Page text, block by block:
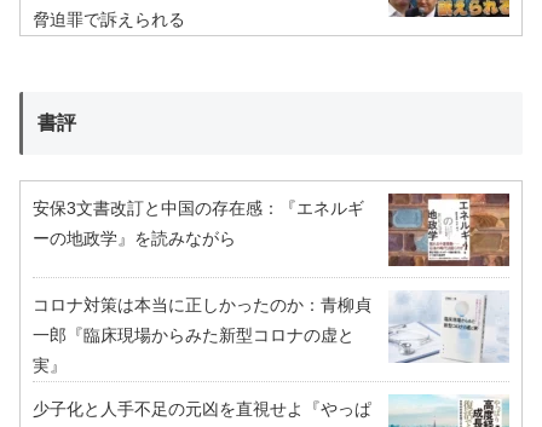
脅迫罪で訴えられる
書評
安保3文書改訂と中国の存在感：『エネルギ
ーの地政学』を読みながら
コロナ対策は本当に正しかったのか：青柳貞
一郎『臨床現場からみた新型コロナの虚と
実』
少子化と人手不足の元凶を直視せよ『やっぱ